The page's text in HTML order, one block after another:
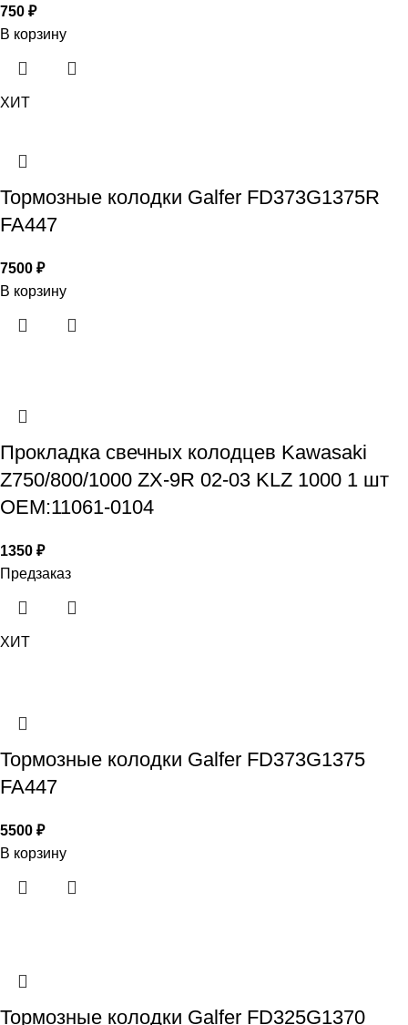
750 ₽
В корзину
ХИТ
Тормозные колодки Galfer FD373G1375R
FA447
7500 ₽
В корзину
Прокладка свечных колодцев Kawasaki
Z750/800/1000 ZX-9R 02-03 KLZ 1000 1 шт
OEM:11061-0104
1350 ₽
Предзаказ
ХИТ
Тормозные колодки Galfer FD373G1375
FA447
5500 ₽
В корзину
Тормозные колодки Galfer FD325G1370